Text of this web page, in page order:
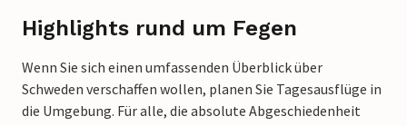
Highlights rund um Fegen
Wenn Sie sich einen umfassenden Überblick über
Schweden verschaffen wollen, planen Sie Tagesausflüge in
die Umgebung. Für alle, die absolute Abgeschiedenheit